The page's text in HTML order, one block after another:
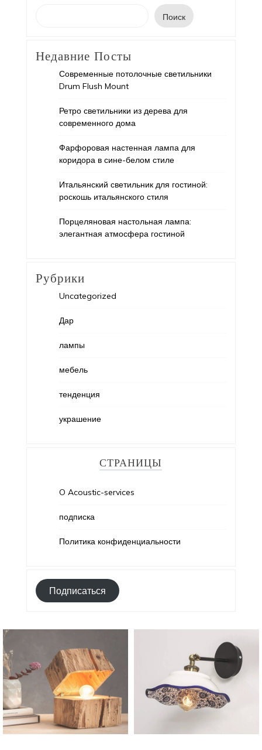
Поиск
Недавние Посты
Современные потолочные светильники
Drum Flush Mount
Ретро светильники из дерева для
современного дома
Фарфоровая настенная лампа для
коридора в сине-белом стиле
Итальянский светильник для гостиной:
роскошь итальянского стиля
Порцеляновая настольная лампа:
элегантная атмосфера гостиной
Рубрики
Uncategorized
Дар
лампы
мебель
тенденция
украшение
СТРАНИЦЫ
O Acoustic-services
подписка
Политика конфиденциальности
Подписаться